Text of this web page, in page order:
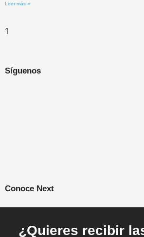
Leer más »
Síguenos
Conoce Next
¿Quieres recibir